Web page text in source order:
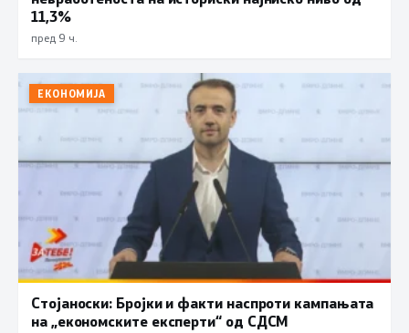
11,3%
пред 9 ч.
ЕКОНОМИЈА
Стојаноски: Бројки и факти наспроти кампањата
на „економските експерти“ од СДСM